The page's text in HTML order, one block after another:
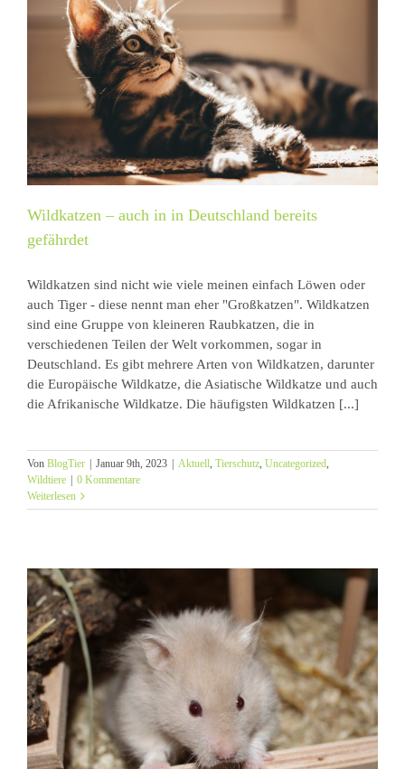
Wildkatzen – auch in in Deutschland bereits
gefährdet
Wildkatzen sind nicht wie viele meinen einfach Löwen oder
auch Tiger - diese nennt man eher "Großkatzen". Wildkatzen
sind eine Gruppe von kleineren Raubkatzen, die in
verschiedenen Teilen der Welt vorkommen, sogar in
Deutschland. Es gibt mehrere Arten von Wildkatzen, darunter
die Europäische Wildkatze, die Asiatische Wildkatze und auch
die Afrikanische Wildkatze. Die häufigsten Wildkatzen [...]
Von BlogTier Januar 9th, 2023 Aktuell, Tierschutz, Uncategorized,
Wildtiere
0 Kommentare
Weiterlesen